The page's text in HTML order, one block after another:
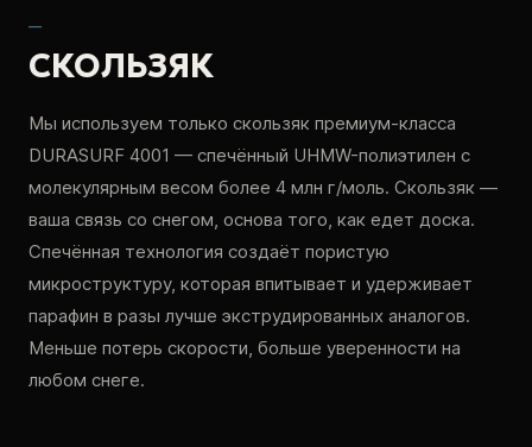
—
СКОЛЬЗЯК
Мы используем только скользяк премиум-класса
DURASURF 4001 — спечённый UHMW-полиэтилен с
молекулярным весом более 4 млн г/моль. Скользяк —
ваша связь со снегом, основа того, как едет доска.
Спечённая технология создаёт пористую
микроструктуру, которая впитывает и удерживает
парафин в разы лучше экструдированных аналогов.
Меньше потерь скорости, больше уверенности на
любом снеге.